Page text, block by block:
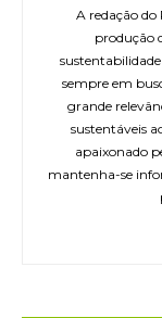
A redação do
produção
sempre em
grande
sustentáveis
apaixonado
mantenha-se